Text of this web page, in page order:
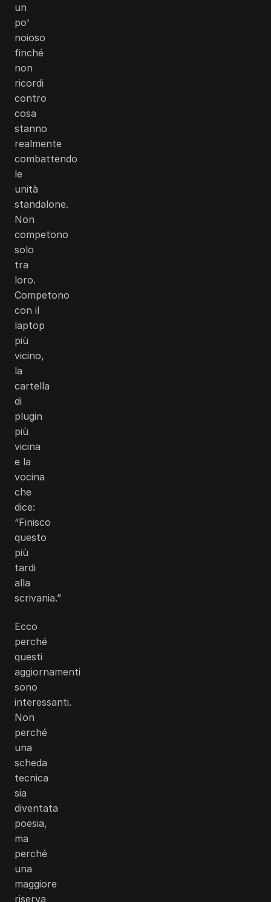
un
po'
noioso
finché
non
ricordi
contro
cosa
stanno
realmente
combattendo
le
unità
standalone.
Non
competono
solo
tra
loro.
Competono
con il
laptop
più
vicino,
la
cartella
di
plugin
più
vicina
e la
vocina
che
dice:
“Finisco
questo
più
tardi
alla
scrivania.”
Ecco
perché
questi
aggiornamenti
sono
interessanti.
Non
perché
una
scheda
tecnica
sia
diventata
poesia,
ma
perché
una
maggiore
riserva